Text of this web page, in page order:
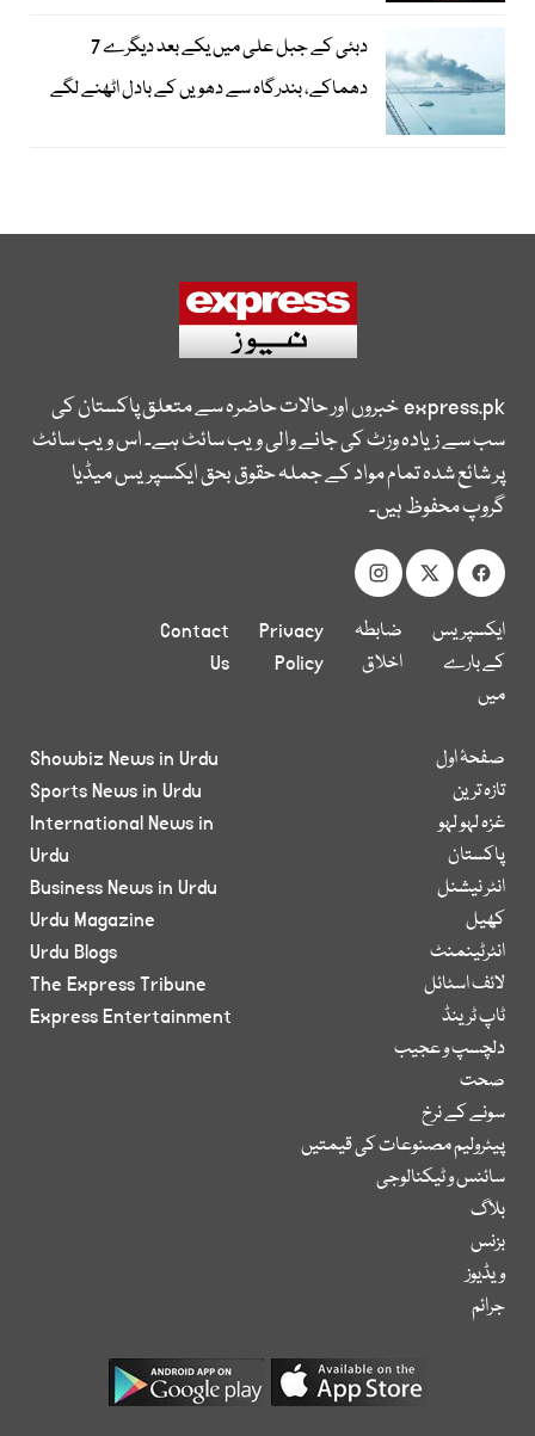
دبئی کے جبل علی میں یکے بعد دیگرے 7
دھماکے، بندرگاہ سے دھویں کے بادل اٹھنے لگے
express.pkخبروں اور حالات حاضرہ سے متعلق پاکستان کی
سب سے زیادہ وزٹ کی جانے والی ویب سائٹ ہے۔ اس ویب سائٹ
پر شائع شدہ تمام مواد کے جملہ حقوق بحق ایکسپریس میڈیا
گروپ محفوظ ہیں۔
ایکسپریس
کے بارے
میں
ضابطہ
اخلاق
Privacy
Policy
Contact
Us
صفحۂ اول
تازہ ترین
غزہ لہو لہو
پاکستان
انٹر نیشنل
کھیل
انٹرٹینمنٹ
لائف اسٹائل
ٹاپ ٹرینڈ
دلچسپ و عجیب
صحت
سونے کے نرخ
پیٹرولیم مصنوعات کی قیمتیں
سائنس و ٹیکنالوجی
بلاگ
بزنس
ویڈیوز
جرائم
Showbiz News in Urdu
Sports News in Urdu
International News in
Urdu
Business News in Urdu
Urdu Magazine
Urdu Blogs
The Express Tribune
Express Entertainment